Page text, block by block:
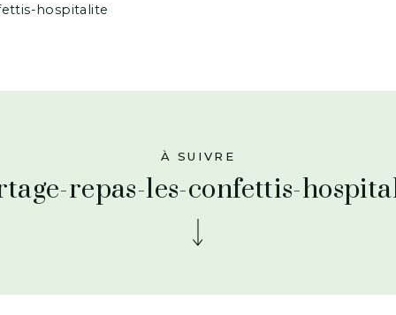
hospitalite
À SUIVRE
repas-les-confettis-